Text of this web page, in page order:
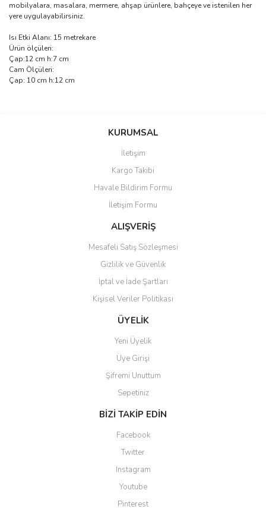
mobilyalara, masalara, mermere, ahşap ürünlere, bahçeye ve istenilen her
yere uygulayabilirsiniz.
Isı Etki Alanı: 15 metrekare
Ürün ölçüleri:
Çap:12 cm h:7 cm
Cam Ölçüleri:
Çap: 10 cm h:12 cm
Bu ürüne ilk yorumu siz yapın!
Ürün resmi kalitesiz, bozuk veya görüntülenemiyor.
Ürün açıklamasında eksik bilgiler bulunuyor.
Ürün bilgilerinde hatalar bulunuyor.
Ürün fiyatı diğer sitelerden daha pahalı.
Gönder
KURUMSAL
İletişim
Kargo Takibi
Havale Bildirim Formu
İletişim Formu
ALIŞVERİŞ
Mesafeli Satış Sözleşmesi
Gizlilik ve Güvenlik
İptal ve İade Şartları
Kişisel Veriler Politikası
ÜYELİK
Yeni Üyelik
Üye Girişi
Şifremi Unuttum
Sepetiniz
BİZİ TAKİP EDİN
Facebook
Twitter
Instagram
Youtube
Pinterest